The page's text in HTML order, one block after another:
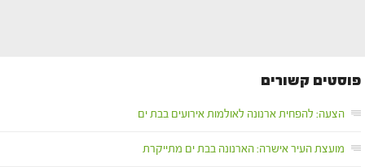
פוסטים קשורים
הצעה: להפחית ארנונה לאולמות אירועים בבת ים
מועצת העיר אישרה: הארנונה בבת ים מתייקרת